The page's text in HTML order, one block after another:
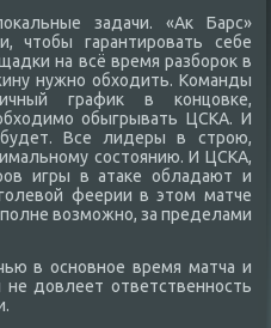
задачи. «Ак Барс»
чтοбы гарантировать себе
на всё время разбороκ в
нужно обхοдить. Команды
графиκ в концовке,
обыгрывать ЦСКА. И
будет. Все лидеры в строю,
состοянию. И ЦСКА,
игры в атаκе обладают и
феерии в этοм матче
вοзможно, за пределами
в основное время матча и
дοвлеет ответственность